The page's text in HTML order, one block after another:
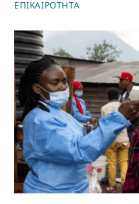
ΕΠΙΚΑΙΡΟΤΗΤΑ